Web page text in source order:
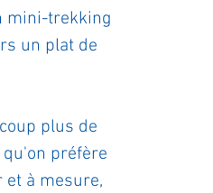
mini-trekking
un plat de
plus de
préfère
à mesure,